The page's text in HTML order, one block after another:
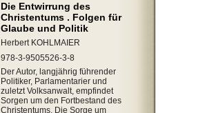
Die Entwirrung des
Christentums . Folgen für
Glaube und Politik
Herbert KOHLMAIER
978-3-9505526-3-8
Der Autor, langjährig führender
Politiker, Parlamentarier und
zuletzt Volksanwalt, empfindet
Sorgen um den Fortbestand des
Christentums. Die Sorge um